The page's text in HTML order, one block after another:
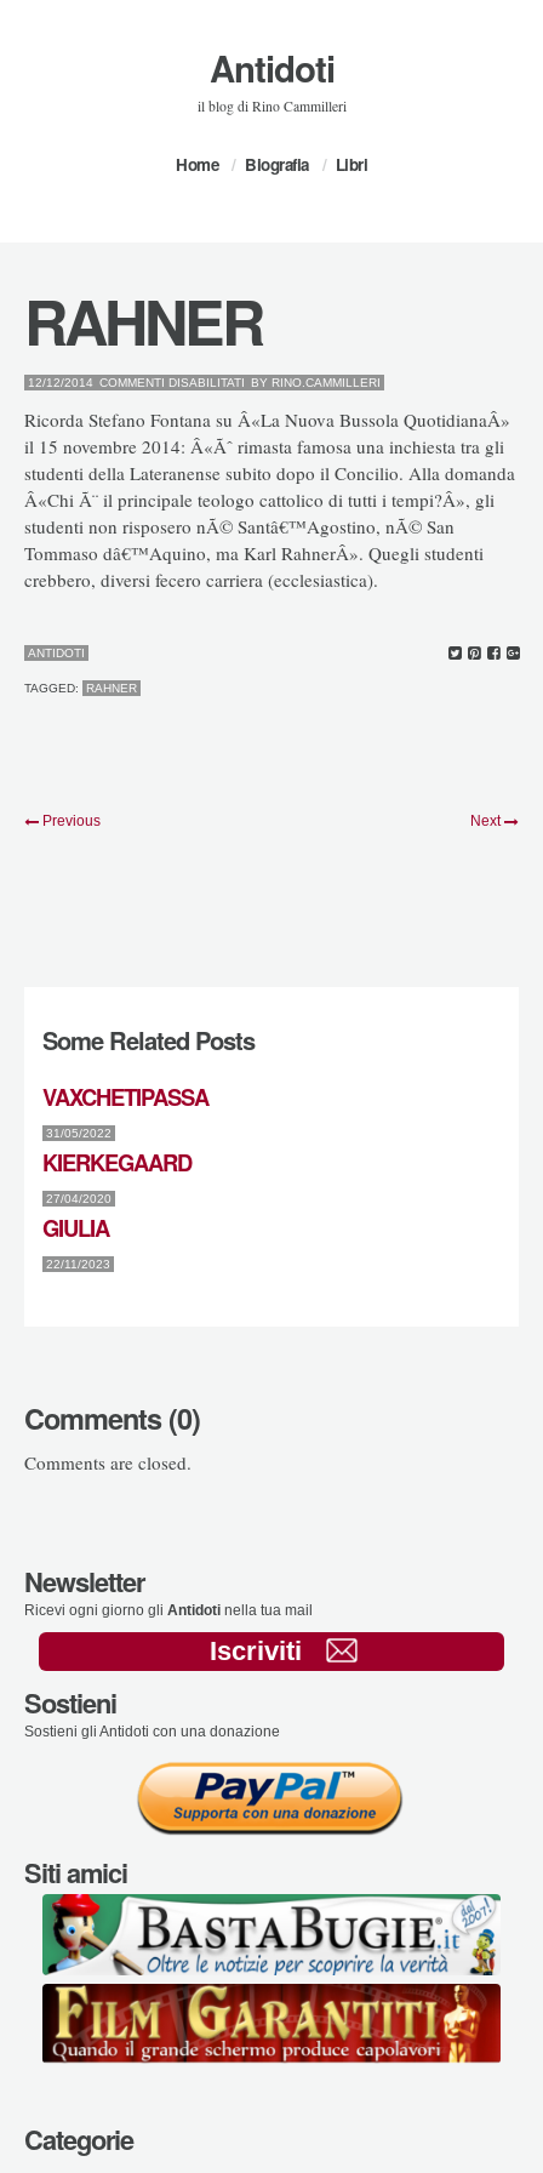
Antidoti
il blog di Rino Cammilleri
Home Biografia Libri
RAHNER
12/12/2014 COMMENTI DISABILITATI SU
BY RINO.CAMMILLERI
Ricorda Stefano Fontana su Â«La Nuova Bussola QuotidianaÂ»
il 15 novembre 2014: Â«Ãˆ rimasta famosa una inchiesta tra gli
studenti della Lateranense subito dopo il Concilio. Alla domanda
Â«Chi Ã¨ il principale teologo cattolico di tutti i tempi?Â», gli
studenti non risposero nÃ© Santâ€™Agostino, nÃ© San
Tommaso dâ€™Aquino, ma Karl RahnerÂ». Quegli studenti
crebbero, diversi fecero carriera (ecclesiastica).
ANTIDOTI
TAGGED: RAHNER
Previous Next
Some Related Posts
VAXCHETIPASSA
31/05/2022
KIERKEGAARD
27/04/2020
GIULIA
22/11/2023
Comments (0)
Comments are closed.
Newsletter
Ricevi ogni giorno gli Antidoti nella tua mail
Iscriviti
Sostieni
Sostieni gli Antidoti con una donazione
Siti amici
Categorie